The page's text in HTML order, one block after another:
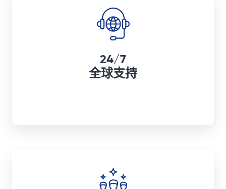
24/7
全球支持